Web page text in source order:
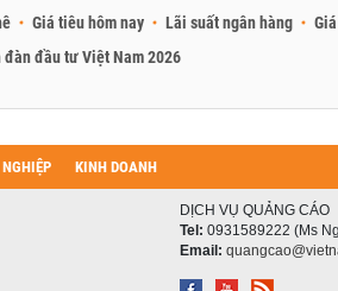
Giá tiêu hôm nay Lãi suất ngân hàng
đàn đầu tư Việt Nam 2026
KINH DOANH
DỊCH VỤ QUẢNG CÁO
Tel: 0931589222 (Ms
Email: